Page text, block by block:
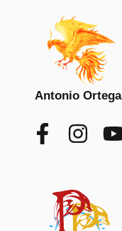
Antonio Ortega